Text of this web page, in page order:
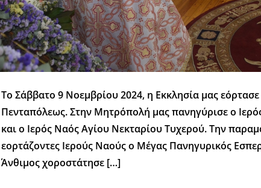
To Σάββατο 9 Νοεμβρίου 2024, η Εκκλησία μας
Πενταπόλεως. Στην Μητρόπολή μας πανηγύρισε ο
και ο Ιερός Ναός Αγίου Νεκταρίου Τυχερού. Την
εορτάζοντες Ιερούς Ναούς ο Μέγας Πανηγυρικός
Άνθιμος χοροστάτησε […]